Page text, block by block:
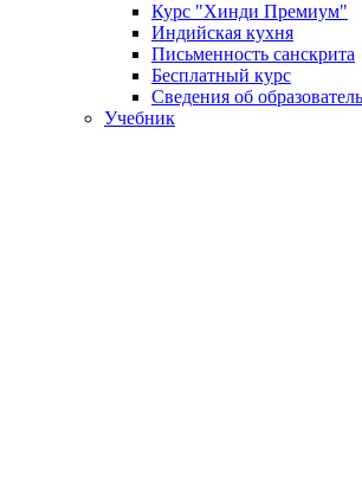
Курс "Хинди Премиум"
Индийская кухня
Письменность санскрита
Бесплатный курс
Сведения об
Учебник